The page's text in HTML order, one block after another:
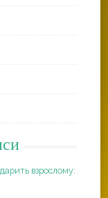
взрослому: